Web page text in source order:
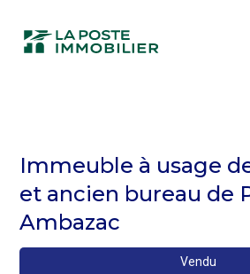
contenu
Fil
d'Ariane
Biens
à
vendre
Immeuble à usage
et ancien bureau de
Ambazac
Vendu